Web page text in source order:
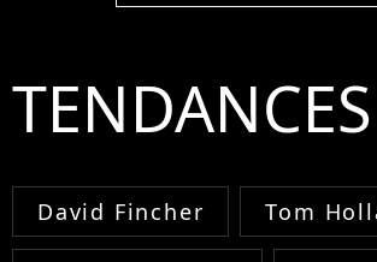
TENDANCES
David Fincher Tom